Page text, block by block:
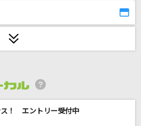
ス！ エントリー受付中